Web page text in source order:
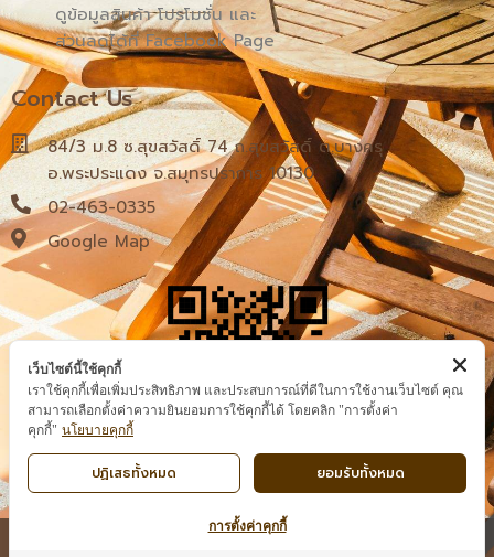
ดูข้อมูลสินค้า โปรโมชั่น และ
ส่วนลดได้ที่ Facebook Page
Contact Us
84/3 ม.8 ซ.สุขสวัสดิ์ 74 ถ.สุขสวัสดิ์ ต.บางครุ
อ.พระประแดง จ.สมุทรปราการ 10130
02-463-0335
Google Map
เว็บไซต์นี้ใช้คุกกี้
เราใช้คุกกี้เพื่อเพิ่มประสิทธิภาพ และประสบการณ์ที่ดีในการใช้งานเว็บไซต์ คุณ
สามารถเลือกตั้งค่าความยินยอมการใช้คุกกี้ได้ โดยคลิก "การตั้งค่า
คุกกี้" นโยบายคุกกี้
ปฏิเสธทั้งหมด ยอมรับทั้งหมด
การตั้งค่าคุกกี้